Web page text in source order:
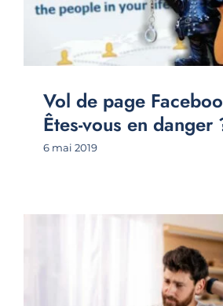
Vol de page
Êtes-vous en danger
6 mai 2019